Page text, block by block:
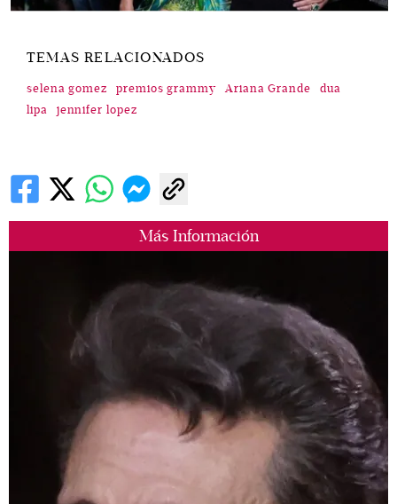
Más Información
TEMAS RELACIONADOS
selena gomez premios grammy Ariana Grande
dua
lipa
jennifer lopez